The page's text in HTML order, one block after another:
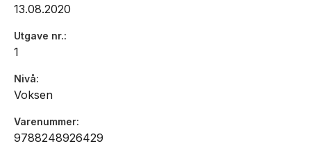
13.08.2020
Utgave nr.
1
Nivå
Voksen
Varenummer
9788248926429